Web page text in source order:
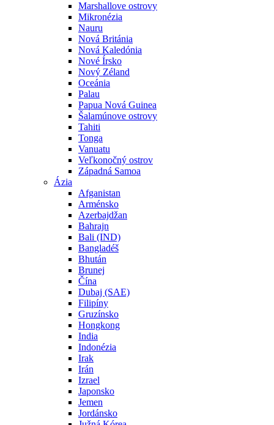
Marshallove ostrovy
Mikronézia
Nauru
Nová Británia
Nová Kaledónia
Nové Írsko
Nový Zéland
Oceánia
Palau
Papua Nová Guinea
Šalamúnove ostrovy
Tahiti
Tonga
Vanuatu
Veľkonočný ostrov
Západná Samoa
Ázia
Afganistan
Arménsko
Azerbajdžan
Bahrajn
Bali (IND)
Bangladéš
Bhután
Brunej
Čína
Dubaj (SAE)
Filipíny
Gruzínsko
Hongkong
India
Indonézia
Irak
Irán
Izrael
Japonsko
Jemen
Jordánsko